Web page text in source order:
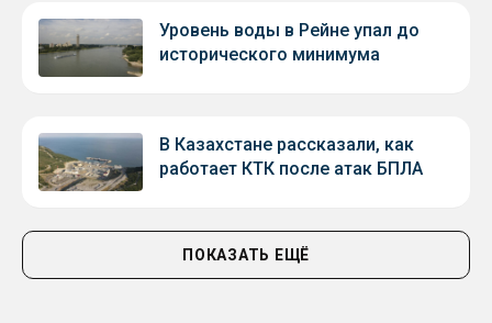
Уровень воды в Рейне упал до
исторического минимума
В Казахстане рассказали, как
работает КТК после атак БПЛА
ПОКАЗАТЬ ЕЩЁ